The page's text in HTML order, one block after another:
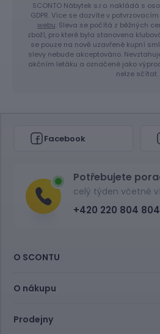
SCONTO Nábytek s.r.o. nakládá s
GDPR. Více se dozvíte v
webu. Sleva se počítá z běžných
zboží, pro které byla stanovena
se pouze na nově uzavřené kupní
slevy nebude akceptováno.
akčním letáku a označené jako
nelze sčítat.
Facebook
Potřebujete
celý týden včetně
+420 220 804 804
O SCONTU
O nákupu
Prodejny